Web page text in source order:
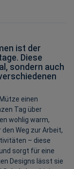
ist der
Diese
sondern auch
einen
Tag über
wohlig warm,
Weg zur Arbeit,
– diese
sorgt für eine
Designs lässt sie